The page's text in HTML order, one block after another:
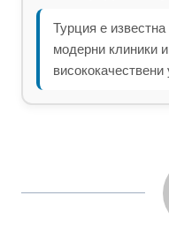
Турция е
модерни клиники
висококачествени